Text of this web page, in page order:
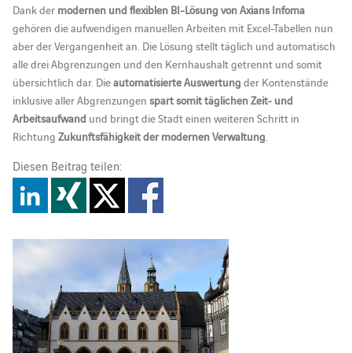
Dank dermodernen und flexiblen BI-Lösung von Axians Infoma
gehören die aufwendigen manuellen Arbeiten mit Excel-Tabellen nun
aber der Vergangenheit an. Die Lösung stellt täglich und automatisch
alle drei Abgrenzungen und den Kernhaushalt getrennt und somit
übersichtlich dar. Dieautomatisierte Auswertung der Kontenstände
inklusive aller Abgrenzungen spart somit täglichen Zeit- und
Arbeitsaufwand und bringt die Stadt einen weiteren Schritt in
Richtung Zukunftsfähigkeit der modernen Verwaltung
Diesen Beitrag teilen: